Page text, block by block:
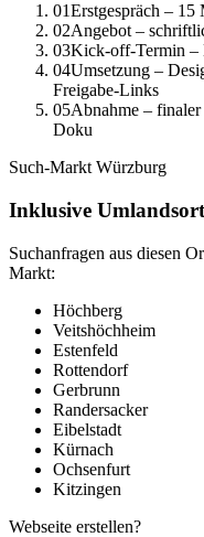
01Erstgespräch –
02Angebot –
03Kick-off-Termin –
04Umsetzung –
Freigabe-Links
05Abnahme –
Doku
Such-Markt Würzburg
Inklusive
Suchanfragen aus diesen
Markt:
Höchberg
Veitshöchheim
Estenfeld
Rottendorf
Gerbrunn
Randersacker
Eibelstadt
Kürnach
Ochsenfurt
Kitzingen
Webseite erstellen?